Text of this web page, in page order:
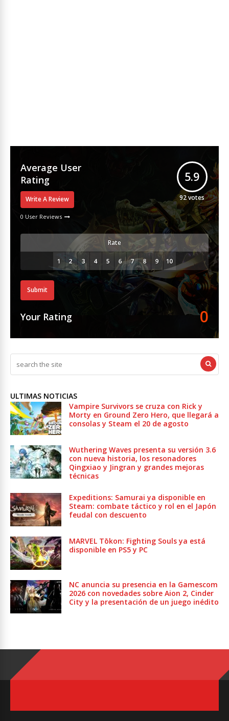
Average User
Rating
Write A Review
0 User Reviews
5.9
92votes
Rate
Submit
Your Rating 0
ULTIMAS NOTICIAS
Vampire Survivors se cruza con Rick y
Morty en Ground Zero Hero, que llegará a
consolas y Steam el 20 de agosto
Wuthering Waves presenta su versión 3.6
con nueva historia, los resonadores
Qingxiao y Jingran y grandes mejoras
técnicas
Expeditions: Samurai ya disponible en
Steam: combate táctico y rol en el Japón
feudal con descuento
MARVEL Tōkon: Fighting Souls ya está
disponible en PS5 y PC
NC anuncia su presencia en la Gamescom
2026 con novedades sobre Aion 2, Cinder
City y la presentación de un juego inédito